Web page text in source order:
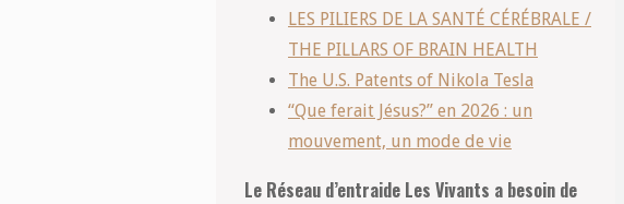
LES PILIERS DE LA SANTÉ CÉRÉBRALE /
THE PILLARS OF BRAIN HEALTH
The U.S. Patents of Nikola Tesla
“Que ferait Jésus?” en 2026 : un
mouvement, un mode de vie
Le Réseau d’entraide Les Vivants a besoin de